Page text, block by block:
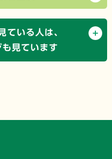
ている人は、
見ています